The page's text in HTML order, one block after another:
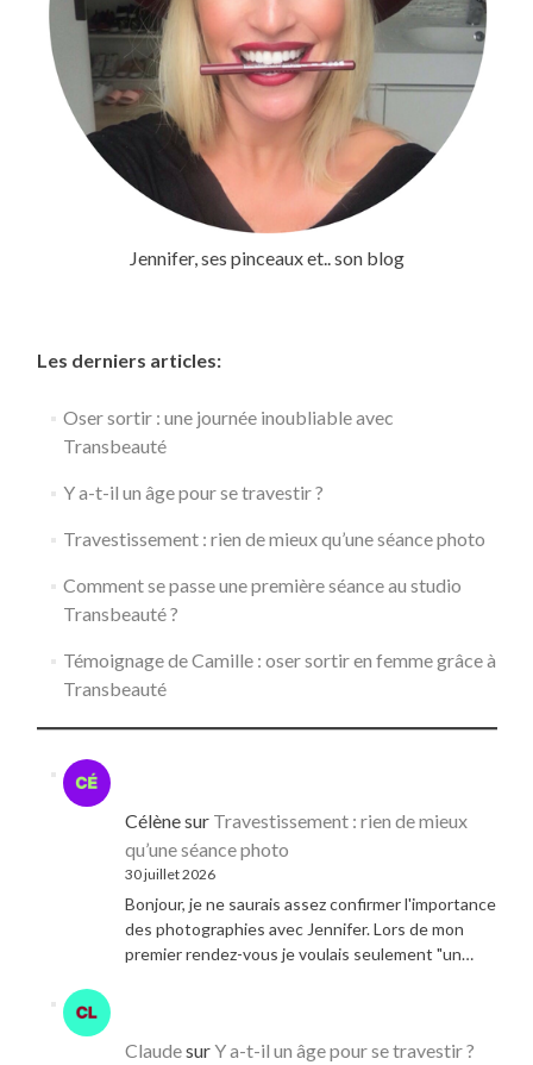
Jennifer, ses pinceaux et.. son blog
Les derniers articles:
Oser sortir : une journée inoubliable avec
Transbeauté
Y a-t-il un âge pour se travestir ?
Travestissement : rien de mieux qu’une séance photo
Comment se passe une première séance au studio
Transbeauté ?
Témoignage de Camille : oser sortir en femme grâce à
Transbeauté
Célènesur Travestissement : rien de mieux
qu’une séance photo
30 juillet 2026
Bonjour, je ne saurais assez confirmer l'importance
des photographies avec Jennifer. Lors de mon
premier rendez-vous je voulais seulement "un…
ClaudesurY a-t-il un âge pour se travestir ?